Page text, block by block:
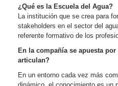
¿Qué es la Escuela del Agua?
La institución que se crea para
stakeholders en el sector del
referente formativo de los
En la compañía se apuesta
articulan?
En un entorno cada vez más